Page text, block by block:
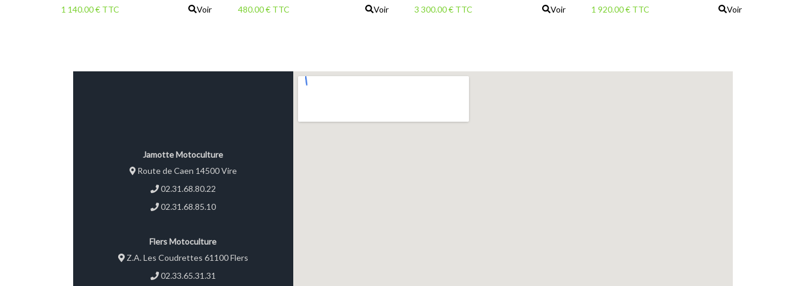
1 140.00 € TTC Voir 480.00 € TTC Voir 3 300.00 € TTC Voir 1 920.00 € TTC Voir
Jamotte Motoculture
Route de Caen 14500 Vire
02.31.68.80.22
02.31.68.85.10
Flers Motoculture
Z.A. Les Coudrettes 61100 Flers
02.33.65.31.31